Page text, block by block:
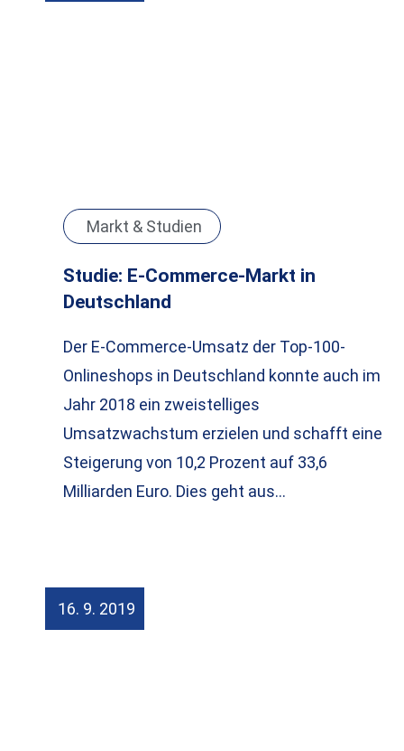
Markt & Studien
Studie: E-Commerce-Markt in
Deutschland
Der E-Commerce-Umsatz der Top-100-
Onlineshops in Deutschland konnte auch im
Jahr 2018 ein zweistelliges
Umsatzwachstum erzielen und schafft eine
Steigerung von 10,2 Prozent auf 33,6
Milliarden Euro. Dies geht aus…
16. 9. 2019